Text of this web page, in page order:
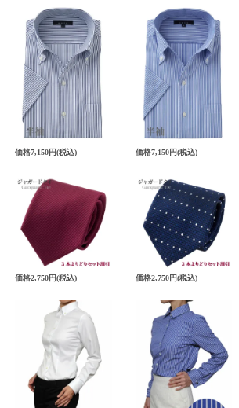
価格7,150円(税込) 価格7,150円(税込)
価格2,750円(税込) 価格2,750円(税込)